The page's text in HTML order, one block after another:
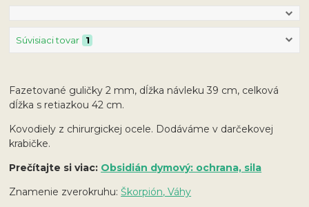
Súvisiaci tovar 1
Fazetované guličky 2 mm, dĺžka návleku 39 cm, celková
dĺžka s retiazkou 42 cm.
Kovodiely z chirurgickej ocele. Dodáváme v darčekovej
krabičke.
Prečítajte si viac: Obsidián dymový: ochrana, sila
Znamenie zverokruhu:Škorpión, Váhy